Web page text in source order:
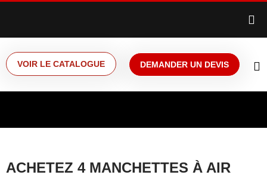
VOIR LE CATALOGUE DEMANDER UN DEVIS
ACHETEZ 4 MANCHETTES À AIR